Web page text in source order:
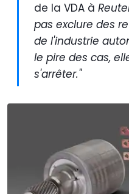
de la VDA à
pas exclure des
de l'industrie
le pire des cas,
s'arrêter."